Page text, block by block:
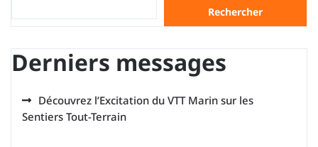
Rechercher
Derniers messages
Découvrez l’Excitation du VTT Marin sur les
Sentiers Tout-Terrain